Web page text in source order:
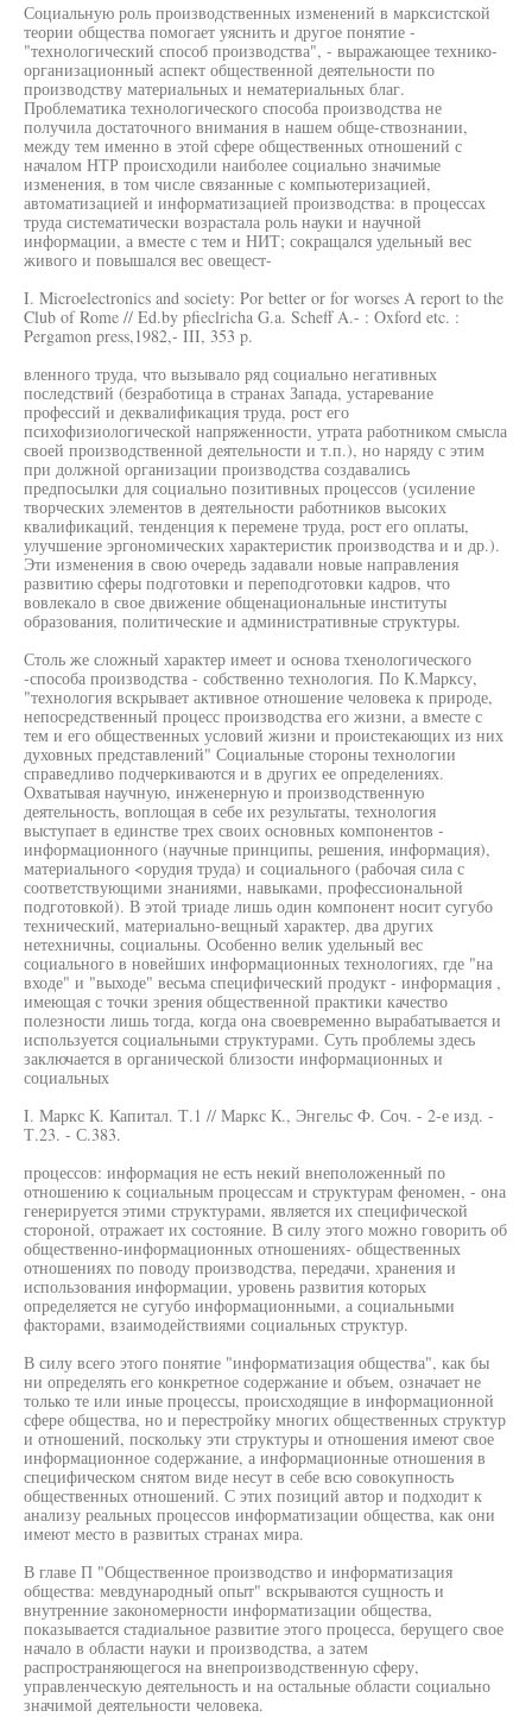
Социальную роль производственных изменений в марксистской
теории общества помогает уяснить и другое понятие -
"технологический способ производства", - выражающее технико-
организационный аспект общественной деятельности по
производству материальных и нематериальных благ.
Проблематика технологического способа производства не
получила достаточного внимания в нашем обще-ствознании,
между тем именно в этой сфере общественных отношений с
началом НТР происходили наиболее социально значимые
изменения, в том числе связанные с компьютеризацией,
автоматизацией и информатизацией производства: в процессах
труда систематически возрастала роль науки и научной
информации, а вместе с тем и НИТ; сокращался удельный вес
живого и повышался вес овещест-
I. Microelectronics and society: Por better or for worses A report to the
Club of Rome // Ed.by pfieclricha G.a. Scheff A.- : Oxford etc. :
Pergamon press,1982,- III, 353 p.
вленного труда, что вызывало ряд социально негативных
последствий (безработица в странах Запада, устаревание
профессий и деквалификация труда, рост его
психофизиологической напряженности, утрата работником смысла
своей производственной деятельности и т.п.), но наряду с этим
при должной организации производства создавались
предпосылки для социально позитивных процессов (усиление
творческих элементов в деятельности работников высоких
квалификаций, тенденция к перемене труда, рост его оплаты,
улучшение эргономических характеристик производства и и др.).
Эти изменения в свою очередь задавали новые направления
развитию сферы подготовки и переподготовки кадров, что
вовлекало в свое движение общенациональные институты
образования, политические и административные структуры.
Столь же сложный характер имеет и основа тхенологического
-способа производства - собственно технология. По К.Марксу,
"технология вскрывает активное отношение человека к природе,
непосредственный процесс производства его жизни, а вместе с
тем и его общественных условий жизни и проистекающих из них
духовных представлений" Социальные стороны технологии
справедливо подчеркиваются и в других ее определениях.
Охватывая научную, инженерную и производственную
деятельность, воплощая в себе их результаты, технология
выступает в единстве трех своих основных компонентов -
информационного (научные принципы, решения, информация),
материального <орудия труда) и социального (рабочая сила с
соответствующими знаниями, навыками, профессиональной
подготовкой). В этой триаде лишь один компонент носит сугубо
технический, материально-вещный характер, два других
нетехничны, социальны. Особенно велик удельный вес
социального в новейших информационных технологиях, где "на
входе" и "выходе" весьма специфический продукт - информация ,
имеющая с точки зрения общественной практики качество
полезности лишь тогда, когда она своевременно вырабатывается и
используется социальными структурами. Суть проблемы здесь
заключается в органической близости информационных и
социальных
I. Маркс К. Капитал. Т.1 // Маркс К., Энгельс Ф. Соч. - 2-е изд. -
Т.23. - С.383.
процессов: информация не есть некий внеположенный по
отношению к социальным процессам и структурам феномен, - она
генерируется этими структурами, является их специфической
стороной, отражает их состояние. В силу этого можно говорить об
общественно-информационных отношениях- общественных
отношениях по поводу производства, передачи, хранения и
использования информации, уровень развития которых
определяется не сугубо информационными, а социальными
факторами, взаимодействиями социальных структур.
В силу всего этого понятие "информатизация общества", как бы
ни определять его конкретное содержание и объем, означает не
только те или иные процессы, происходящие в информационной
сфере общества, но и перестройку многих общественных структур
и отношений, поскольку эти структуры и отношения имеют свое
информационное содержание, а информационные отношения в
специфическом снятом виде несут в себе всю совокупность
общественных отношений. С этих позиций автор и подходит к
анализу реальных процессов информатизации общества, как они
имеют место в развитых странах мира.
В главе П "Общественное производство и информатизация
общества: мевдународный опыт" вскрываются сущность и
внутренние закономерности информатизации общества,
показывается стадиальное развитие этого процесса, берущего свое
начало в области науки и производства, а затем
распространяющегося на внепроизводственную сферу,
управленческую деятельность и на остальные области социально
значимой деятельности человека.